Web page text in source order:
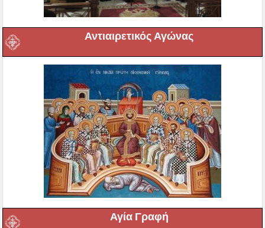
Αντιαιρετικός Αγώνας
Αγία Γραφή